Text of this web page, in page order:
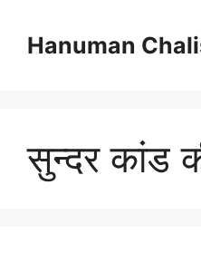
contentHanuman
सुन्दर कांड